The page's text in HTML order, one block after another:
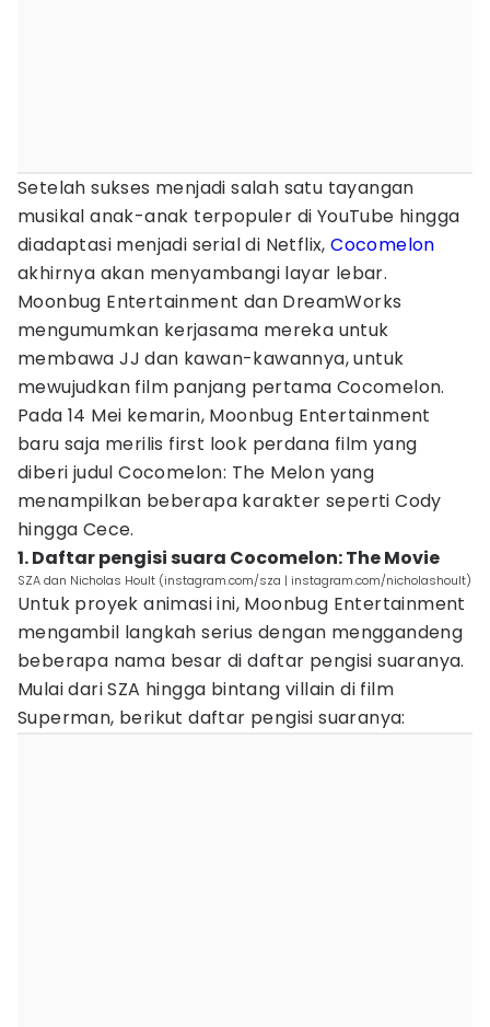
Setelah sukses menjadi salah satu tayangan
musikal anak-anak terpopuler di YouTube hingga
diadaptasi menjadi serial di Netflix,Cocomelon
akhirnya akan menyambangi layar lebar.
Moonbug Entertainment dan DreamWorks
mengumumkan kerjasama mereka untuk
membawa JJ dan kawan-kawannya, untuk
mewujudkan film panjang pertama Cocomelon.
Pada 14 Mei kemarin, Moonbug Entertainment
baru saja merilis first look perdana film yang
diberi judul Cocomelon: The Melon yang
menampilkan beberapa karakter seperti Cody
hingga Cece.
1. Daftar pengisi suara Cocomelon: The Movie
SZA dan Nicholas Hoult (instagram.com/sza | instagram.com/nicholashoult)
Untuk proyek animasi ini, Moonbug Entertainment
mengambil langkah serius dengan menggandeng
beberapa nama besar di daftar pengisi suaranya.
Mulai dari SZA hingga bintang villain di film
Superman, berikut daftar pengisi suaranya: